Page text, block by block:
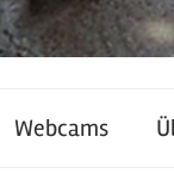
Webcams